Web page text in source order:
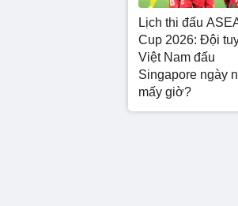
Lịch thi đấu
Cup 2026: Đội
Việt Nam đấu
Singapore ngày
mấy giờ?